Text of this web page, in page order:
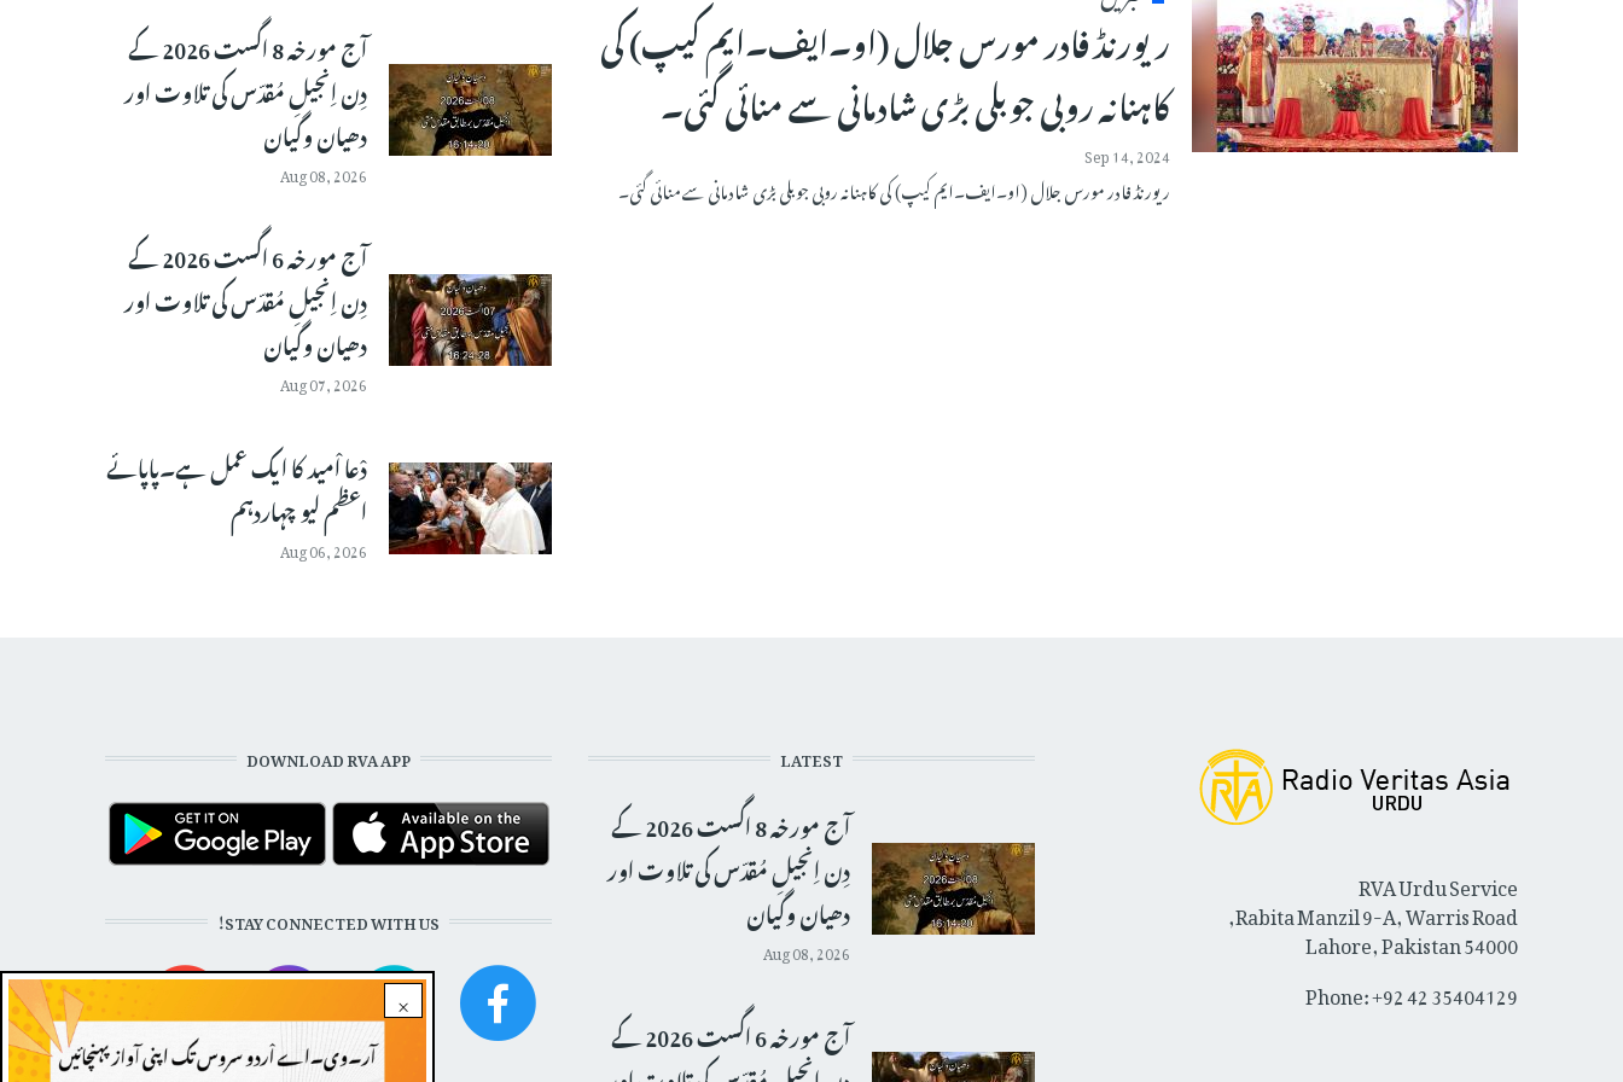
ریورنڈ فادر مورس جلال (او۔ایف۔ایم کیپ) کی
کاہنانہ روبی جوبلی بڑی شادمانی سے منائی گئی۔
Sep 14, 2024
ریورنڈ فادر مورس جلال (او۔ایف۔ایم کیپ) کی کاہنانہ روبی جوبلی بڑی شادمانی سے منائی گئی۔
آج مورخہ 8 اگست 2026 کے
دِن اِنجیلِ مُقدّس کی تلاوت اور
دھیان وگیان
Aug 08, 2026
آج مورخہ 6 اگست 2026 کے
دِن اِنجیلِ مُقدّس کی تلاوت اور
دھیان وگیان
Aug 07, 2026
دْعا اْمید کا ایک عمل ہے۔پاپائے
اعظم لیو چہاردہم
Aug 06, 2026
×
RVA Urdu Service
Rabita Manzil 9-A, Warris Road,
Lahore, Pakistan 54000
Phone: +92 42 35404129
LATEST
آج مورخہ 8 اگست 2026 کے
دِن اِنجیلِ مُقدّس کی تلاوت اور
دھیان وگیان
Aug 08, 2026
آج مورخہ 6 اگست 2026 کے
DOWNLOAD RVA APP
STAY CONNECTED WITH US!